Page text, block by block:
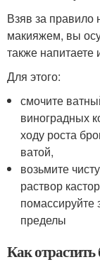
Взяв за правило
макияжем, вы
также
Для этого:
смочите
виноградных
ходу роста
ватой,
возьмите
раствор
помассируйте
пределы
Как отрастить